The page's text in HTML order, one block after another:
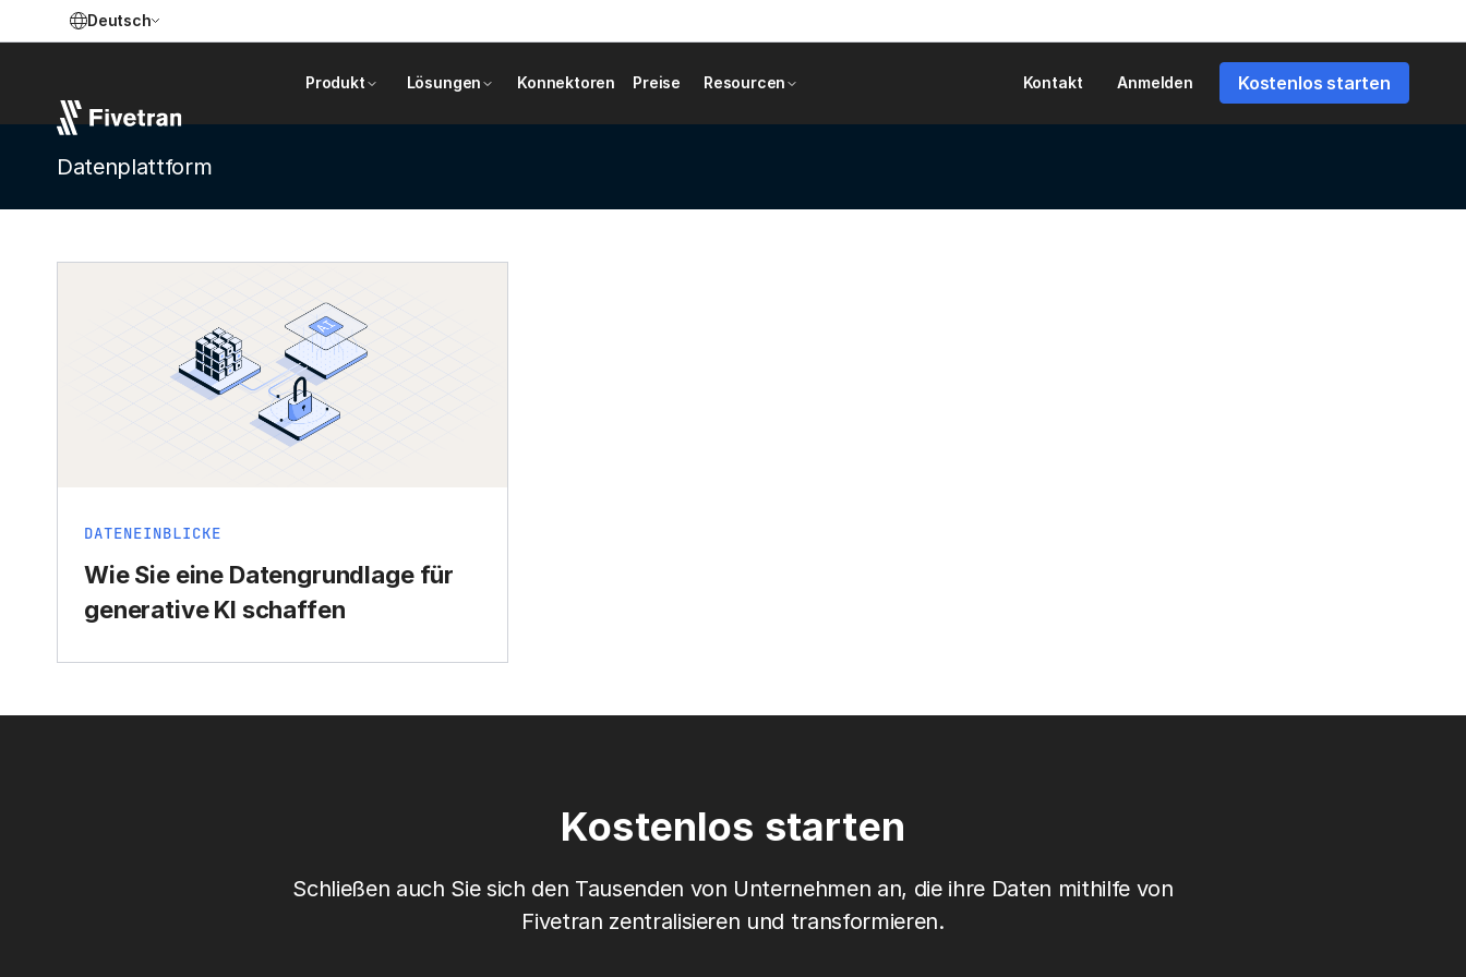
Deutsch
Produkt Lösungen Konnektoren Preise Resourcen Kontakt Anmelden Kostenlos starten
Datenplattform
DATENEINBLICKE
Wie Sie eine Datengrundlage für
generative KI schaffen
Kostenlos starten
Schließen auch Sie sich den Tausenden von Unternehmen an, die ihre Daten mithilfe von
Fivetran zentralisieren und transformieren.